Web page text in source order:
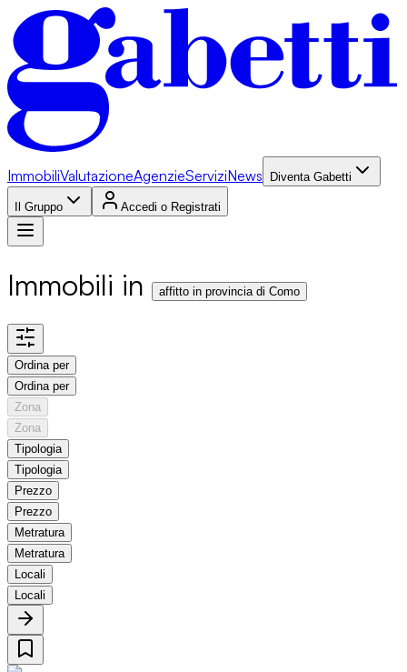
ImmobiliValutazioneAgenzieServiziNews Diventa Gabetti
Il Gruppo Accedi o Registrati
Immobili in affitto in provincia di Como
Ordina per
Ordina per
Zona
Zona
Tipologia
Tipologia
Prezzo
Prezzo
Metratura
Metratura
Locali
Locali